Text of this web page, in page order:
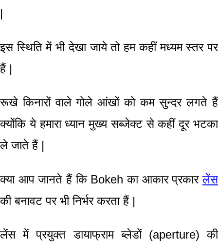
|
इस स्थिति में भी देखा जाये तो हम कहीं मध्यम स्तर पर
हैं |
रूखे किनारों वाले गोले आंखों को कम सुन्दर लगते हैं
क्योंकि ये हमारा ध्यान मुख्य सब्जेक्टसे कहीं दूर भटका
ले जाते हैं |
क्या आप जानते हैं कि Bokehका आकार प्रकारलेंस
की बनावट पर भी निर्भर करता हैं |
लेंस में प्रयुक्तडायाफ्रामब्लेडों (aperture) की